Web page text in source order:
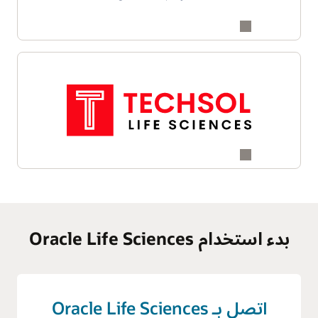
إدارة الإشارات. ومن خلال تسريع اكتشاف الإشارات
بدء استخدام Oracle Life Sciences
اتصل بـ Oracle Life Sciences